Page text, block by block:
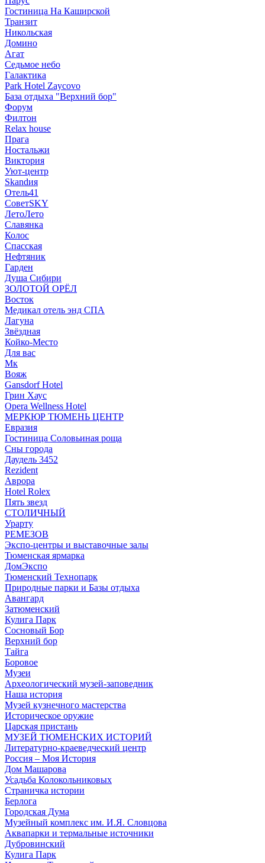
Гостиница На Каширской
Транзит
Никольская
Домино
Агат
Седьмое небо
Галактика
Park Hotel Zaycovo
База отдыха "Верхний бор"
Форум
Филтон
Relax house
Прага
Ностальжи
Виктория
Уют-центр
Skandия
Отель41
СоветSKY
ЛетоЛето
Славянка
Колос
Спасская
Нефтяник
Гарден
Душа Сибири
ЗОЛОТОЙ ОРЁЛ
Восток
Медикал отель энд СПА
Лагуна
Звёздная
Койко-Место
Для вас
Мк
Вояж
Gansdorf Hotel
Грин Хаус
Opera Wellness Hotel
МЕРКЮР ТЮМЕНЬ ЦЕНТР
Евразия
Гостиница Соловьиная роща
Сны города
Даудель 3452
Rezident
Аврора
Hotel Rolex
Пять звезд
СТОЛИЧНЫЙ
Урарту
РЕМЕЗОВ
Экспо-центры и выставочные залы
Тюменская ярмарка
ДомЭкспо
Тюменский Технопарк
Природные парки и Базы отдыха
Авангард
Затюменский
Кулига Парк
Сосновый Бор
Верхний бор
Тайга
Боровое
Музеи
Археологический музей-заповедник
Наша история
Музей кузнечного мастерства
Историческое оружие
Царская пристань
МУЗЕЙ ТЮМЕНСКИХ ИСТОРИЙ
Литературно-краеведческий центр
Россия – Моя История
Дом Машарова
Усадьба Колокольниковых
Страничка истории
Берлога
Городская Дума
Музейный комплекс им. И.Я. Словцова
Аквапарки и термальные источники
Дубровинский
Кулига Парк